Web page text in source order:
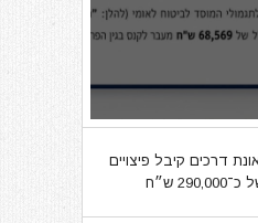
דרכים קיבל פיצויים
ש״ח